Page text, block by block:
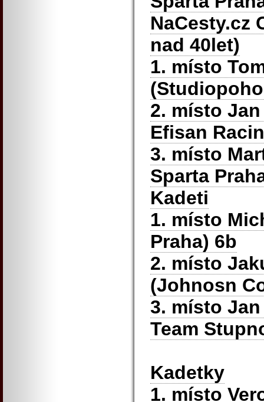
NaCesty.cz
nad 40let)
1. místo
2. místo
Efisan
3. místo
Sparta
Kadeti
1. místo
Praha) 6b
2. místo
(Johnosn
3. místo
Team
Kadetky
1. místo